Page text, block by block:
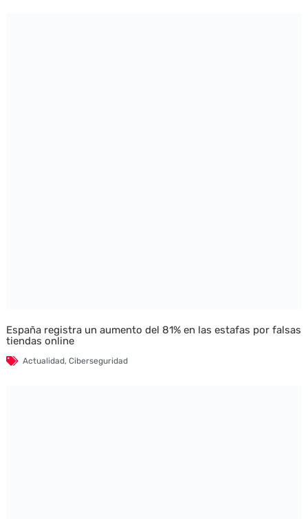
España registra un aumento del 81% en las estafas por falsas
tiendas online
Actualidad, Ciberseguridad